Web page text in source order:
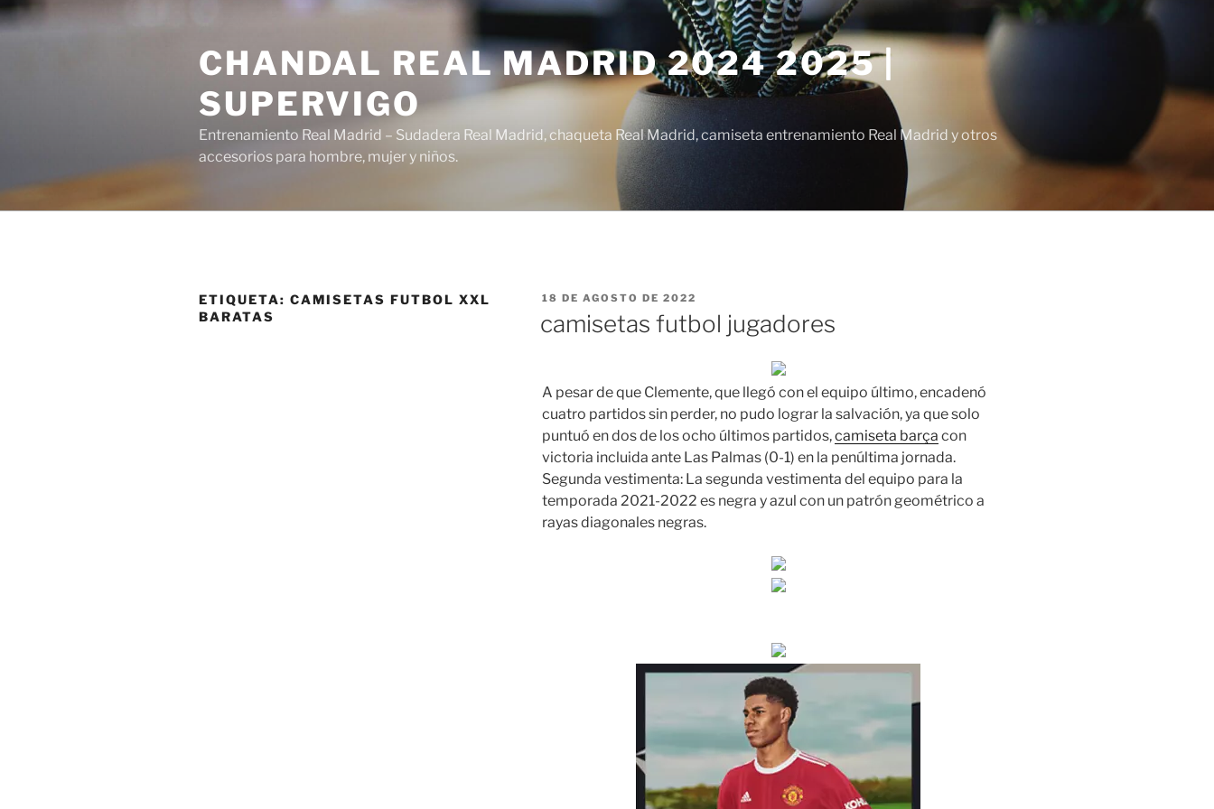
Saltar
al
CHANDAL REAL MADRID 2024 2025 |
SUPERVIGO
Entrenamiento Real Madrid – Sudadera Real Madrid, chaqueta Real Madrid, camiseta entrenamiento Real Madrid y otros
accesorios para hombre, mujer y niños.
ETIQUETA: CAMISETAS FUTBOL XXL
BARATAS
PUBLICADO
18 DE AGOSTO DE 2022
camisetas futbol jugadores
A pesar de que Clemente, que llegó con el equipo último, encadenó
cuatro partidos sin perder, no pudo lograr la salvación, ya que solo
puntuó en dos de los ocho últimos partidos,camiseta barça con
victoria incluida ante Las Palmas (0-1) en la penúltima jornada.
Segunda vestimenta: La segunda vestimenta del equipo para la
temporada 2021-2022 es negra y azul con un patrón geométrico a
rayas diagonales negras.